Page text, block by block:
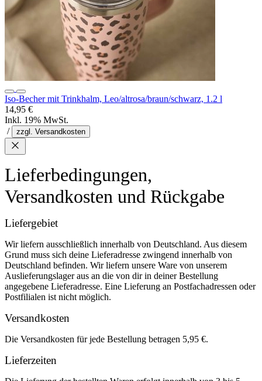
Iso-Becher mit Trinkhalm, Leo/altrosa/braun/schwarz, 1.2 l
14,95 €
Inkl. 19% MwSt.
/
zzgl. Versandkosten
Lieferbedingungen,
Versandkosten und Rückgabe
Liefergebiet
Wir liefern ausschließlich innerhalb von Deutschland. Aus diesem
Grund muss sich deine Lieferadresse zwingend innerhalb von
Deutschland befinden. Wir liefern unsere Ware von unserem
Auslieferungslager aus an die von dir in deiner Bestellung
angegebene Lieferadresse. Eine Lieferung an Postfachadressen oder
Postfilialen ist nicht möglich.
Versandkosten
Die Versandkosten für jede Bestellung betragen 5,95 €.
Lieferzeiten